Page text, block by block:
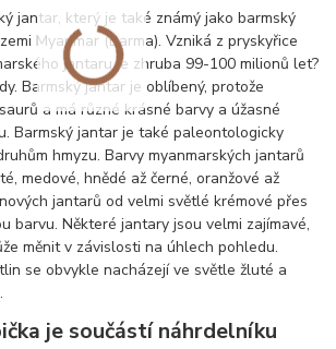
jantar, který je také známý jako barmský
Myanmar (Barma). Vzniká z pryskyřice
jantaru je zhruba 99-100 milionů let?
Barmský jantar je oblíbený, protože
a má různé krásné barvy a úžasné
Barmský jantar je také paleontologicky
hmyzu. Barvy myanmarských jantarů
medové, hnědé až černé, oranžové až
jantarů od velmi světlé krémové přes
barvu. Některé jantary jsou velmi zajímavé,
měnit v závislosti na úhlech pohledu.
se obvykle nacházejí ve světle žluté a
je součástí náhrdelníku